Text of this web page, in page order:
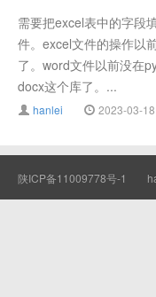
需要把excel表中的字段
件。excel文件的操作以
了。word文件以前没在
docx这个库了。...
hanlei 2023-03-18
陕ICP备11009778号-1